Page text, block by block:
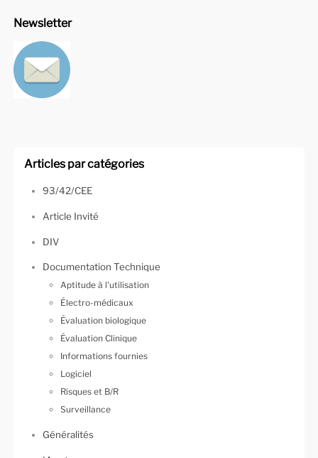
Newsletter
Articles par catégories
93/42/CEE
Article Invité
DIV
Documentation Technique
Aptitude à l'utilisation
Électro-médicaux
Évaluation biologique
Évaluation Clinique
Informations fournies
Logiciel
Risques et B/R
Surveillance
Généralités